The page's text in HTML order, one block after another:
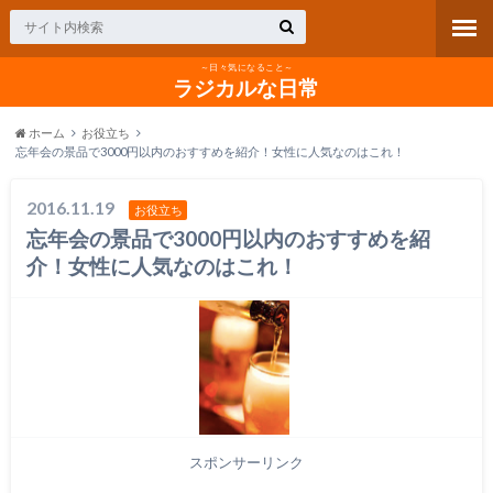
～日々気になること～
ラジカルな日常
ホーム
お役立ち
忘年会の景品で3000円以内のおすすめを紹介！女性に人気なのはこれ！
2016.11.19 お役立ち
忘年会の景品で3000円以内のおすすめを紹
介！女性に人気なのはこれ！
スポンサーリンク